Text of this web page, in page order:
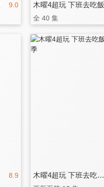
9.0 木曜4超玩 下班去吃飯
全 40 集
8.9 木曜4超玩 下班去吃飯 第二季